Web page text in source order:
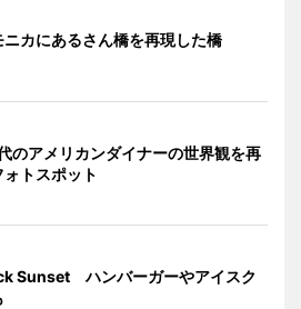
ニカにあるさん橋を再現した橋
のアメリカンダイナーの世界観を再
トスポット
Sunset ハンバーガーやアイスク